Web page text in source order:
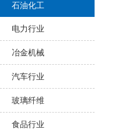
石油化工
电力行业
冶金机械
汽车行业
玻璃纤维
食品行业